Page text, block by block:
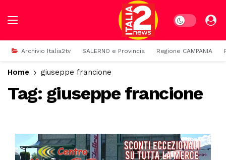
Dark mode
Archivio Italia2tv SALERNO e Provincia Regione CAMPANIA
Home giuseppe francione
Tag: giuseppe francione